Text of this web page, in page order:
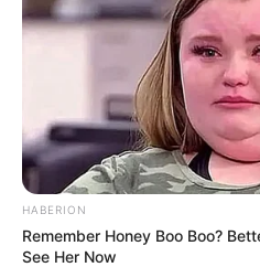
HABERION
Remember Honey Boo Boo?
See Her Now